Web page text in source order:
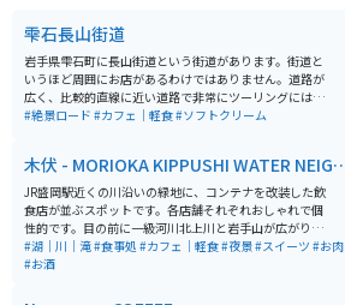
雫石長山街道
岩手県雫石町に長山街道という街道があります。街道と
いうほど周囲にお店があるわけではありません。道路が
広く、比較的直線に近い道路で非常にツーリングには走
りやすい環境です。豊かな自然を味わいながらご飯を楽
ら、まったりゆっくりとツーリングするには、とってお
きのスポットです。小岩井農場へのアクセスも良好で、
お子様とのタンデムツーリングと共に動物とのふれあい
体験などもおすすめです。また、長山街道から小岩井農
場へ向かう道中や、小岩井農場周辺は、春になると盛大
な桜並木が待ち受けています！夏の避暑もおすすめです
#絶景ロード #カフェ｜軽食#ソフトクリーム
木伏 - MORIOKA KIPPUSHI WATER NEIGH
BORHOOD
JR盛岡駅近くの川沿いの緑地に、コンテナを改装した飲
食店が並ぶスポットです。各店舗それぞれおしゃれで個
性的です。目の前に一級河川北上川と岩手山が広がりま
す。ドライブやツーリングの途中で立ち寄ったり、宿泊
時の食事目的もオススメです。駅すぐなので、ホテルや
南ICからも近いです。
#湖｜川｜滝#食事処 #カフェ｜軽食#夜景#スイーツ #お肉
#お酒